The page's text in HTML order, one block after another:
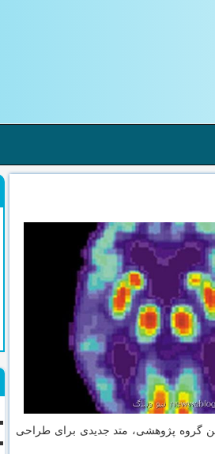
گروه پژوهشی، متد جدیدی برای طراحی